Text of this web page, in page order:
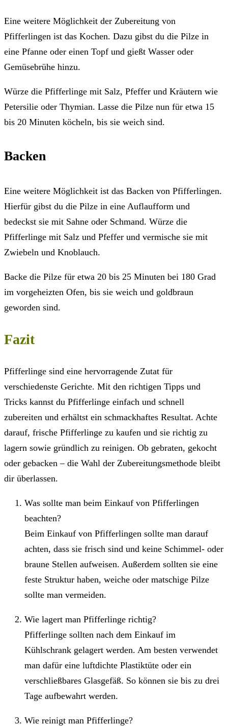
Eine weitere Möglichkeit der Zubereitung von
Pfifferlingen ist das Kochen. Dazu gibst du die Pilze in
eine Pfanne oder einen Topf und gießt Wasser oder
Gemüsebrühe hinzu.
Würze die Pfifferlinge mit Salz, Pfeffer und Kräutern wie
Petersilie oder Thymian. Lasse die Pilze nun für etwa 15
bis 20 Minuten köcheln, bis sie weich sind.
Backen
Eine weitere Möglichkeit ist das Backen von Pfifferlingen.
Hierfür gibst du die Pilze in eine Auflaufform und
bedeckst sie mit Sahne oder Schmand. Würze die
Pfifferlinge mit Salz und Pfeffer und vermische sie mit
Zwiebeln und Knoblauch.
Backe die Pilze für etwa 20 bis 25 Minuten bei 180 Grad
im vorgeheizten Ofen, bis sie weich und goldbraun
geworden sind.
Fazit
Pfifferlinge sind eine hervorragende Zutat für
verschiedenste Gerichte. Mit den richtigen Tipps und
Tricks kannst du Pfifferlinge einfach und schnell
zubereiten und erhältst ein schmackhaftes Resultat. Achte
darauf, frische Pfifferlinge zu kaufen und sie richtig zu
lagern sowie gründlich zu reinigen. Ob gebraten, gekocht
oder gebacken – die Wahl der Zubereitungsmethode bleibt
dir überlassen.
Was sollte man beim Einkauf von Pfifferlingen
beachten?
Beim Einkauf von Pfifferlingen sollte man darauf
achten, dass sie frisch sind und keine Schimmel- oder
braune Stellen aufweisen. Außerdem sollten sie eine
feste Struktur haben, weiche oder matschige Pilze
sollte man vermeiden.
Wie lagert man Pfifferlinge richtig?
Pfifferlinge sollten nach dem Einkauf im
Kühlschrank gelagert werden. Am besten verwendet
man dafür eine luftdichte Plastiktüte oder ein
verschließbares Glasgefäß. So können sie bis zu drei
Tage aufbewahrt werden.
Wie reinigt man Pfifferlinge?